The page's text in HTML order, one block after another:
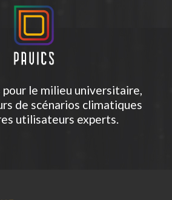
le milieu universitaire,
de scénarios climatiques
utilisateurs experts.